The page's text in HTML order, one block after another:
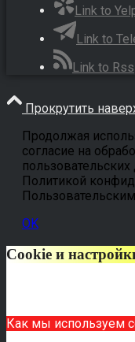
Link to
Link to
Link to Rss
Прокрутить
Продолжая
согласие на
Политикой
OK
Cookie и
Как мы используем